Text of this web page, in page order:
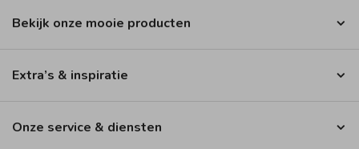
Bekijk onze mooie producten
Extra’s & inspiratie
Onze service & diensten